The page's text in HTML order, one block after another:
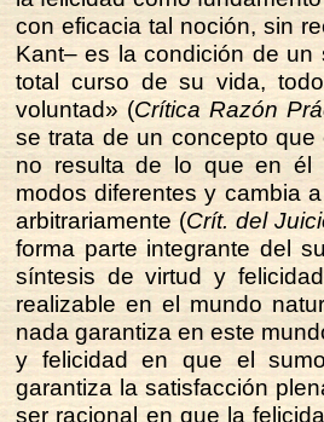
con eficacia tal noción, sin
Kant– es la condición de
total curso de su vida,
voluntad» (Crítica Razón
se trata de un concepto
no resulta de lo que en él
modos diferentes y cambia
arbitrariamente (Crít. del
forma parte integrante del
síntesis de virtud y
realizable en el mundo
nada garantiza en este
y felicidad en que el
garantiza la satisfacción
ser racional en que la